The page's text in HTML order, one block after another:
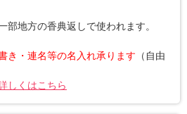
部地方の香典返しで使われます。
き・連名等の名入れ承ります （自由
しくはこちら